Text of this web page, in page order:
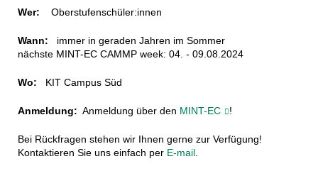
Wer: Oberstufenschüler:innen
Wann:
immer in geraden Jahren im Sommer
nächste MINT-EC CAMMP week: 04. - 09.08.2024
Wo: KIT Campus Süd
Anmeldung: Anmeldung über den MINT-EC !
Bei Rückfragen stehen wir Ihnen gerne zur Verfügung!
Kontaktieren Sie uns einfach per E-mail.